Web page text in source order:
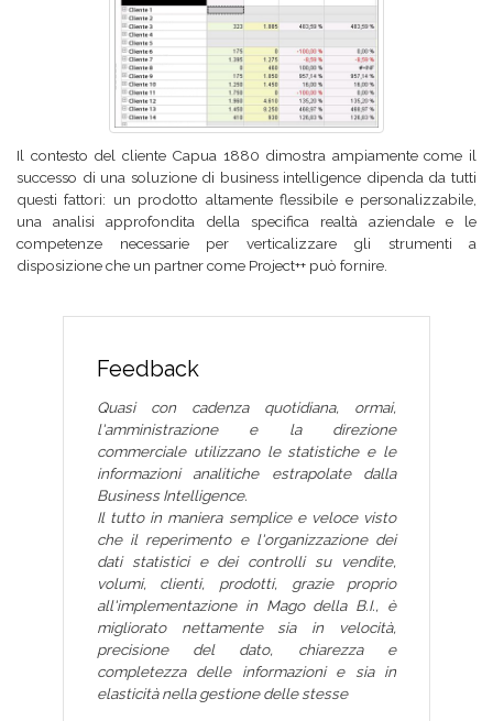
Il contesto del cliente Capua 1880 dimostra ampiamente come il
successo di una soluzione di business intelligence dipenda da tutti
questi fattori: un prodotto altamente flessibile e personalizzabile,
una analisi approfondita della specifica realtà aziendale e le
competenze necessarie per verticalizzare gli strumenti a
disposizione che un partner come Project++ può fornire.
Feedback
Quasi con cadenza quotidiana, ormai,
l'amministrazione e la direzione
commerciale utilizzano le statistiche e le
informazioni analitiche estrapolate dalla
Business Intelligence.
Il tutto in maniera semplice e veloce visto
che il reperimento e l'organizzazione dei
dati statistici e dei controlli su vendite,
volumi, clienti, prodotti, grazie proprio
all'implementazione in Mago della B.I., è
migliorato nettamente sia in velocità,
precisione del dato, chiarezza e
completezza delle informazioni e sia in
elasticità nella gestione delle stesse